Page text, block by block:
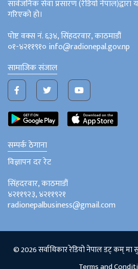
सार्वजनिक सेवा प्रसारण (रेडियो नेपाल)द्वारा
गरिएको हो।
पोष्ट वक्स नं. ६३४, सिंहदरवार, काठमाडौं
०१-४२११९१० info@radionepal.gov.np
सामाजिक संजाल
सम्पर्क ठेगाना
विज्ञापन दर रेट
सिंहदरवार, काठमाडौं
४२११९२३, ४२११९२१
radionepalbusiness@gmail.com
© 2026 सर्वाधिकार रेडियो नेपाल डट् कम् मा